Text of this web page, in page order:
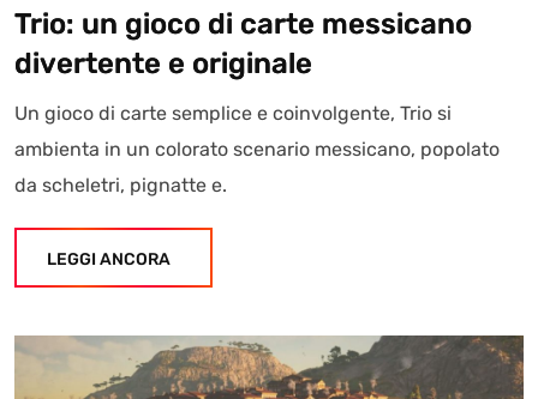
Trio: un gioco di carte messicano
divertente e originale
Un gioco di carte semplice e coinvolgente, Trio si
ambienta in un colorato scenario messicano, popolato
da scheletri, pignatte e.
LEGGI ANCORA